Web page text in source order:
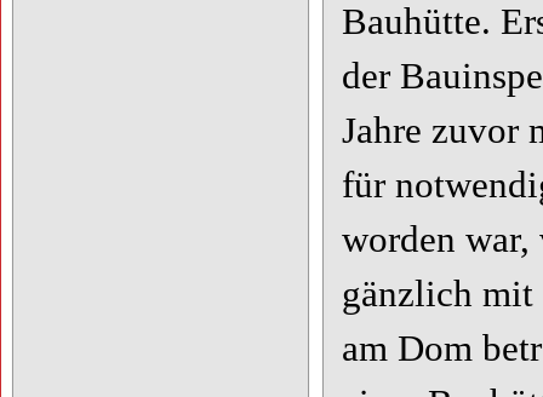
Bauhütte.
der
Jahre zuvor
für
worden
gänzlich mit
am Dom